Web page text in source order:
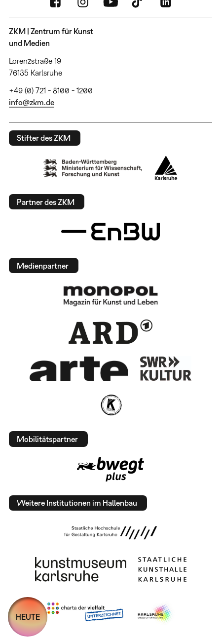
ZKM | Zentrum für Kunst
und Medien
Lorenzstraße 19
76135 Karlsruhe
+49 (0) 721 - 8100 - 1200
info@zkm.de
Stifter des ZKM
Partner des ZKM
Medienpartner
Mobilitätspartner
Weitere Institutionen im Hallenbau
HEUTE